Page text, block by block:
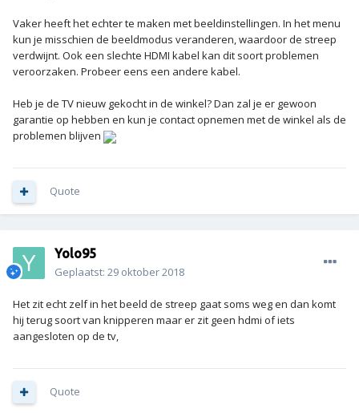
Vaker heeft het echter te maken met beeldinstellingen. In het menu
kun je misschien de beeldmodus veranderen, waardoor de streep
verdwijnt. Ook een slechte HDMI kabel kan dit soort problemen
veroorzaken. Probeer eens een andere kabel.
Heb je de TV nieuw gekocht in de winkel? Dan zal je er gewoon
garantie op hebben en kun je contact opnemen met de winkel als de
problemen blijven
Quote
Yolo95
Geplaatst: 29 oktober 2018
Het zit echt zelf in het beeld de streep gaat soms weg en dan komt
hij terug soort van knipperen maar er zit geen hdmi of iets
aangesloten op de tv,
Quote